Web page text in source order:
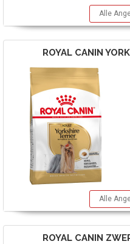
Alle
ROYAL CANIN
Alle
ROYAL CANIN